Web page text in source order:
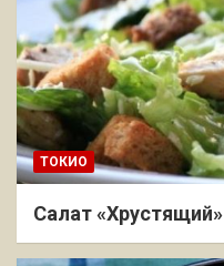
ТОКИО
Салат «Хрустящий»